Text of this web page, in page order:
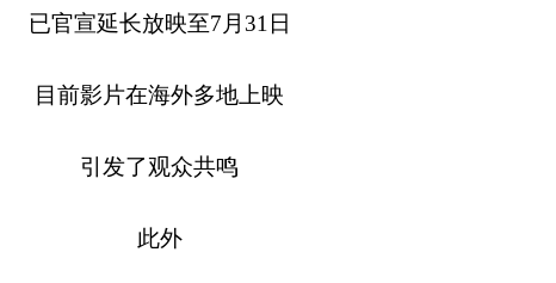
已官宣延长放映至7月31日
目前影片在海外多地上映
引发了观众共鸣
此外